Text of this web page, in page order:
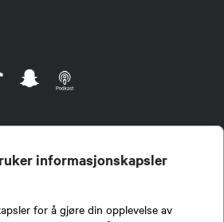
informasjonskapsler
for å gjøre din opplevelse av
miljøene for formidling av kunnskap om jakt og